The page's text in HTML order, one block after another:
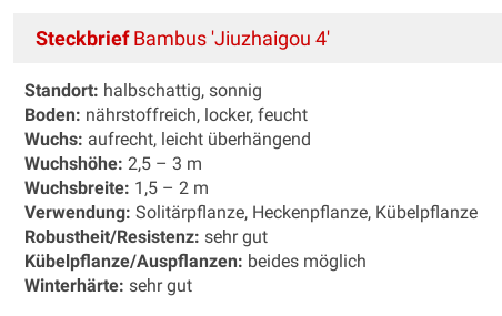
SteckbriefBambus 'Jiuzhaigou 4'
Standort: halbschattig, sonnig
Boden: nährstoffreich, locker, feucht
Wuchs: aufrecht, leicht überhängend
Wuchshöhe: 2,5 – 3 m
Wuchsbreite: 1,5 – 2 m
Verwendung: Solitärpflanze, Heckenpflanze, Kübelpflanze
Robustheit/Resistenz: sehr gut
Kübelpflanze/Auspflanzen: beides möglich
Winterhärte: sehr gut